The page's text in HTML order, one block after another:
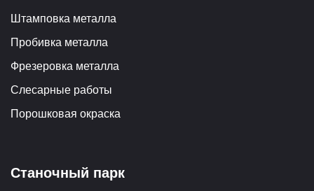
Штамповка металла
Пробивка металла
Фрезеровка металла
Слесарные работы
Порошковая окраска
Станочный парк